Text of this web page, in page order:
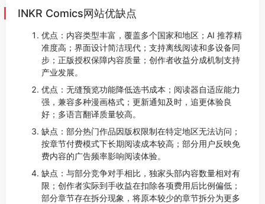
INKR Comics网站优缺点
优点：内容类型丰富，覆盖多个国家和地区；AI 推荐精
准度高；界面设计简洁现代；支持离线阅读和多设备同
步；正版授权保障内容质量；创作者收益分成机制支持
产业发展。
优点：无缝预览功能降低选书成本；阅读器自适应能力
强，兼容多种漫画格式；更新通知及时，追更体验良
好；多语言翻译质量较高。
缺点：部分热门作品因版权限制在特定地区无法访问；
按章节付费模式下长期阅读成本较高；部分用户反映免
费内容的广告频率影响阅读体验。
缺点：与部分竞争对手相比，独家头部内容数量相对有
限；创作者实际到手收益在扣除各项费用后比例偏低；
部分章节存在拆分现象，将原本较少的章节拆分为更多